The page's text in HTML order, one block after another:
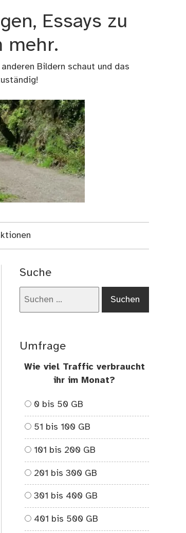
Essays zu
mehr.
Bildern schaut und das
Suche
Umfrage
Wie viel Traffic verbraucht
ihr im Monat?
0 bis 50 GB
51 bis 100 GB
101 bis 200 GB
201 bis 300 GB
301 bis 400 GB
401 bis 500 GB